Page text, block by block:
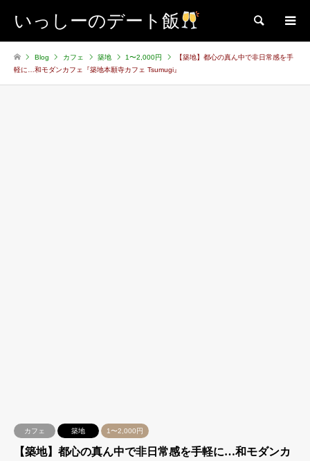
いっしーのデート飯 検索
Blog カフェ 築地 1〜2,000円
【築地】都心の真ん中で非日常感を手
軽に…和モダンカフェ『築地本願寺カフェ Tsumugi』
カフェ 築地 1〜2,000円
【築地】都心の真ん中で非日常感を手軽に…和モダンカ